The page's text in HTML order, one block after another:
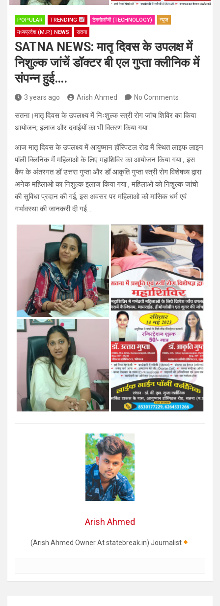
POPULAR TRENDING टेक्नोलॉजी (TECHNOLOGY)
न्यूज़
मध्यप्रदेश (M.P.) NEWS
सतना
SATNA NEWS: मातृ दिवस के उपलक्ष में
निशुल्क जांचें डॉक्टर बी एल गुप्ता क्लीनिक में
संपन्न हुई….
3 years ago Arish Ahmed No Comments
सतना।मातृ दिवस के उपलक्ष्य में निःशुल्क स्त्री रोग जांच शिविर का किया
आयोजन; इलाज और दवाईयों का भी वितरण किया गया….
आज मातृ दिवस के उपलक्ष्य में आयुष्मान हॉस्पिटल रोड मैं स्थित लाइफ लाइन
पॉली क्लिनिक में महिलाओ के लिए महाशिविर का आयोजन किया गया , इस
कैंप के अंतरगत डॉ उत्तरा गुप्ता और डॉ आकृति गुप्ता स्त्री रोग विशेषघ्य द्वारा
अनेक महिलाओ का निशुल्क इलाज किया गया , महिलाओं को निशुल्क जांचो
की सुविधा प्रदान की गई, इस अवसर पर महिलाओ को मासिक धर्म एवं
गर्भावस्था की जानकरी दी गई….
Arish Ahmed
(Arish Ahmed Owner At statebreak.in) Journalist